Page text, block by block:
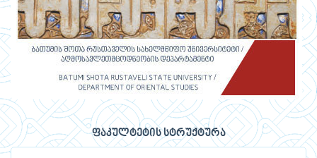
ფაკულტეტის სტრუქტურა